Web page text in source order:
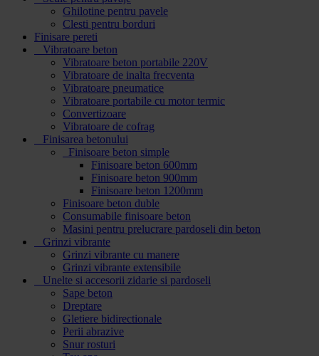
Ghilotine pentru pavele
Clesti pentru borduri
Finisare pereti
Vibratoare beton
Vibratoare beton portabile 220V
Vibratoare de inalta frecventa
Vibratoare pneumatice
Vibratoare portabile cu motor termic
Convertizoare
Vibratoare de cofrag
Finisarea betonului
Finisoare beton simple
Finisoare beton 600mm
Finisoare beton 900mm
Finisoare beton 1200mm
Finisoare beton duble
Consumabile finisoare beton
Masini pentru prelucrare pardoseli din beton
Grinzi vibrante
Grinzi vibrante cu manere
Grinzi vibrante extensibile
Unelte si accesorii zidarie si pardoseli
Sape beton
Dreptare
Gletiere bidirectionale
Perii abrazive
Snur rosturi